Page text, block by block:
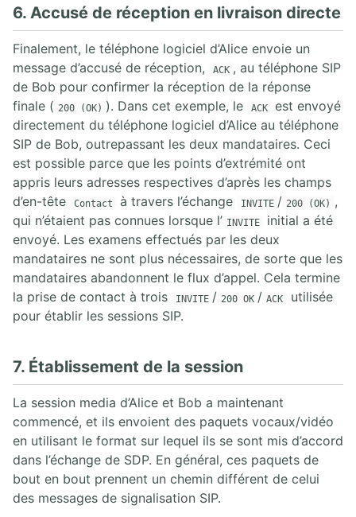
6. Accusé de réception en livraison directe
Finalement, le téléphone logiciel d’Alice envoie un
message d’accusé de réception,
ACK , au téléphone SIP
de Bob pour confirmer la réception de la réponse
finale ( 200 (OK) ). Dans cet exemple, le ACK
est envoyé
directement du téléphone logiciel d’Alice au téléphone
SIP de Bob, outrepassant les deux mandataires. Ceci
est possible parce que les points d’extrémité ont
appris leurs adresses respectives d’après les champs
d’en-tête
Contact à travers l’échange INVITE / 200 (OK) ,
qui n’étaient pas connues lorsque l’ INVITE
initial a été
envoyé. Les examens effectués par les deux
mandataires ne sont plus nécessaires, de sorte que les
mandataires abandonnent le flux d’appel. Cela termine
la prise de contact à trois
INVITE / 200 OK / ACK
utilisée
pour établir les sessions SIP.
7. Établissement de la session
La session media d’Alice et Bob a maintenant
commencé, et ils envoient des paquets vocaux/vidéo
en utilisant le format sur lequel ils se sont mis d’accord
dans l’échange de SDP. En général, ces paquets de
bout en bout prennent un chemin différent de celui
des messages de signalisation SIP.